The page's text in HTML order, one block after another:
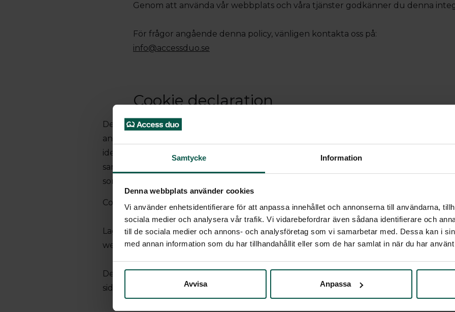
Samtycke Information
Denna webbplats använder cookies
Vi använder enhetsidentifierare för att anpassa innehållet och annonserna till användarna,
sociala medier och analysera vår trafik. Vi vidarebefordrar även sådana identifierare och
till de sociala medier och annons- och analysföretag som vi samarbetar med. Dessa kan i
med annan information som du har tillhandahållit eller som de har samlat in när du har
Avvisa Anpassa
Genom att använda vår webbplats och våra tjänster godkänner du denna
För frågor angående denna policy, vänligen kontakta oss på:
info@accessduo.se
Cookie declaration
Denna webbplats använder cookies. Vi använder enhetsidentifierare för att anpassa
användarna, tillhandahålla funktioner för sociala medier och analysera vår trafik. Vi
identifierare och annan information från din enhet till de sociala medier och annons-
samarbetar med. Dessa kan i sin tur kombinera informationen med annan
som de har samlat in när du har använt deras tjänster.
Cookies är små textfiler som kan användas av webbplatser för att göra en användares
Lagen säger att vi får lagra cookies på din enhet om de är absolut nödvändiga för att
webbplatsen. För alla andra ändamål krävs ditt medgivande.
Denna webbplats använder olika typer av cookies. Vissa cookies placeras ut av
sidor.